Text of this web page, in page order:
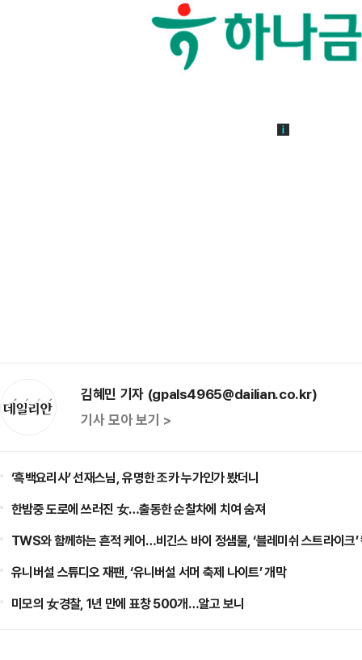
김혜민 기자 (gpals4965@dailian.co.kr)
기사 모아 보기 >
‘흑백요리사’ 선재스님, 유명한 조카 누가인가 봤더니
한밤중 도로에 쓰러진 女…출동한 순찰차에 치여 숨져
TWS와 함께하는 흔적 케어…비긴스 바이 정샘물, ‘블레미쉬 스트라이크’
유니버설 스튜디오 재팬, ‘유니버설 서머 축제 나이트’ 개막
미모의 女경찰, 1년 만에 표창 500개…알고 보니